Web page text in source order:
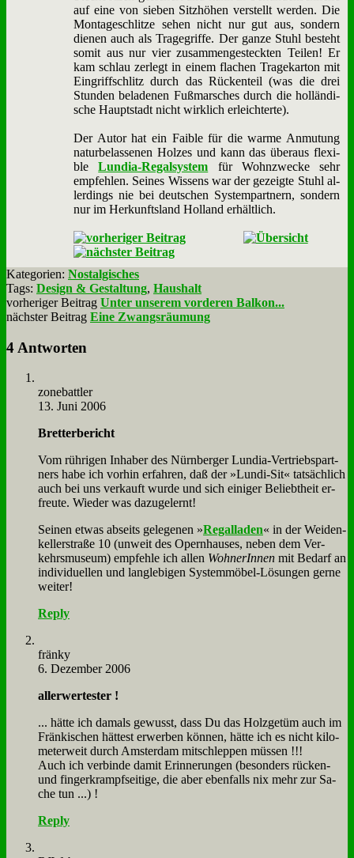
auf ei­ne von sie­ben Sitz­hö­hen ver­stellt wer­den. Die
Mon­ta­ge­schlit­ze se­hen nicht nur gut aus, son­dern
die­nen auch als Tra­ge­grif­fe. Der gan­ze Stuhl be­steht
so­mit aus nur vier zu­sam­men­ge­steck­ten Tei­len! Er
kam schlau zer­legt in ei­nem fla­chen Tra­ge­kar­ton mit
Ein­griff­schlitz durch das Rücken­teil (was die drei
Stun­den be­la­de­nen Fuß­mar­sches durch die hol­län­di­
sche Haupt­stadt nicht wirk­lich er­leich­ter­te).
Der Au­tor hat ein Fai­ble für die war­me An­mu­tung
na­tur­be­las­se­nen Hol­zes und kann das über­aus fle­xi­
bleLun­dia-Re­gal­sy­stem für Wohn­zwecke sehr
emp­feh­len. Sei­nes Wis­sens war der ge­zeig­te Stuhl al­
ler­dings nie bei deut­schen Sy­stem­part­nern, son­dern
nur im Her­kunfts­land Hol­land er­hält­lich.
Kategorien: Nostalgisches
Tags: Design & Gestaltung, Haushalt
vorheriger Beitrag Unter unserem vorderen Balkon...
nächster Beitrag Eine Zwangsräumung
4 Antworten
zone­batt­ler
13. Juni 2006
Bret­ter­be­richt
Vom rüh­ri­gen In­ha­ber des Nürn­ber­ger Lun­dia-Ver­triebs­part­
ners ha­be ich vor­hin er­fah­ren, daß der »Lun­di-Sit« tat­säch­lich
auch bei uns ver­kauft wur­de und sich ei­ni­ger Be­liebt­heit er­
freu­te. Wie­der was da­zu­ge­lernt!
Sei­nen et­was ab­seits ge­le­ge­nen »Re­gal­la­den« in der Wei­den­
kel­ler­stra­ße 10 (un­weit des Opern­hau­ses, ne­ben dem Ver­
kehrs­mu­se­um) emp­feh­le ich al­len Woh­ne­rIn­nen mit Be­darf an
in­di­vi­du­el­len und lang­le­bi­gen Sy­stem­mö­bel-Lö­sun­gen ger­ne
wei­ter!
Reply
frän­ky
6. Dezember 2006
al­ler­wer­te­ster !
... hät­te ich da­mals ge­wusst, dass Du das Holz­ge­tüm auch im
Frän­ki­schen hät­test er­wer­ben kön­nen, hät­te ich es nicht ki­lo­
me­ter­weit durch Am­ster­dam mit­schlep­pen müs­sen !!!
Auch ich ver­bin­de da­mit Er­in­ne­run­gen (be­son­ders rücken-
und fin­ger­krampf­sei­ti­ge, die aber eben­falls nix mehr zur Sa­
che tun ...) !
Reply